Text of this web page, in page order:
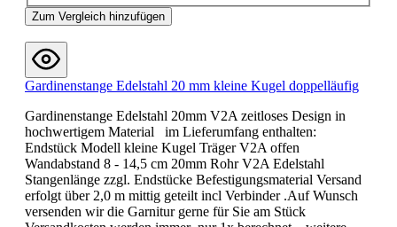
Zum Vergleich hinzufügen
Gardinenstange Edelstahl 20 mm kleine Kugel doppelläufig
Gardinenstange Edelstahl 20mm V2A zeitloses Design in
hochwertigem Material im Lieferumfang enthalten:
Endstück Modell kleine Kugel Träger V2A offen
Wandabstand 8 - 14,5 cm 20mm Rohr V2A Edelstahl
Stangenlänge zzgl. Endstücke Befestigungsmaterial Versand
erfolgt über 2,0 m mittig geteilt incl Verbinder .Auf Wunsch
versenden wir die Garnitur gerne für Sie am Stück